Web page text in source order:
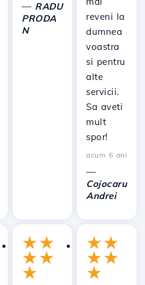
— RADU
PRODA
N
reveni la
dumnea
voastra
si pentru
alte
servicii.
Sa aveti
mult
spor!
acum 6 ani
—
Cojocaru
Andrei
★★
★★
★
★★
★★
★